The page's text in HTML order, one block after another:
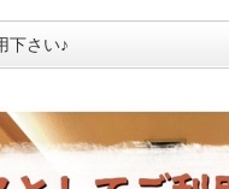
下さい♪